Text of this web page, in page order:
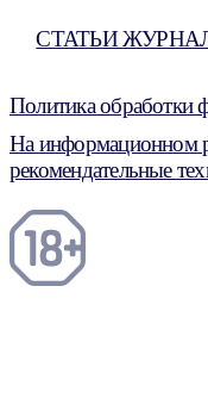
СТАТЬИ
Политика обработки
На информационном
рекомендательные